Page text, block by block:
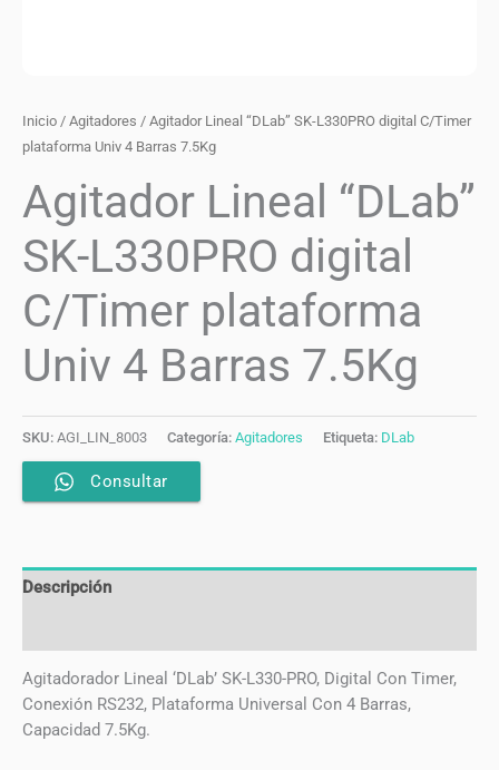
Inicio / Agitadores / Agitador Lineal “DLab” SK-L330PRO digital C/Timer
plataforma Univ 4 Barras 7.5Kg
Agitador Lineal “DLab”
SK-L330PRO digital
C/Timer plataforma
Univ 4 Barras 7.5Kg
SKU: AGI_LIN_8003 Categoría: Agitadores Etiqueta: DLab
Consultar
Descripción
Agitadorador Lineal ‘DLab’ SK-L330-PRO, Digital Con Timer,
Conexión RS232, Plataforma Universal Con 4 Barras,
Capacidad 7.5Kg.